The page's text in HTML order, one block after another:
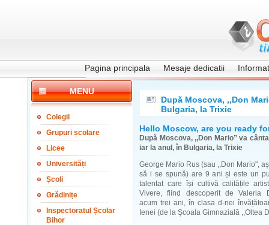
Pagina principala Mesaje dedicatii
MENU
Colegii
Grupuri școlare
Licee
Universități
Școli
Grădinițe
Inspectoratul Școlar
Bihor
După Moscova, ,,Don
Bulgaria, la Trixie
Hello Moscow, are you ready
După Moscova, ,,Don Mario” va
iar la anul, în Bulgaria, la Trixie
George Mario Rus (sau ,,Don Mario",
să i se spună) are 9 ani și este un
talentat care își cultivă calitățile
Vivere, fiind descoperit de Valeria
acum trei ani, în clasa d-nei
Ienei (de la Școala Gimnazială ,,Oltea